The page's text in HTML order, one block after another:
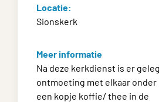
Locatie:
Sionskerk
Meer informatie
Na deze kerkdienst is er
ontmoeting met elkaar onder
een kopje koffie/ thee in de